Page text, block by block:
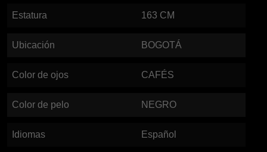
Estatura 163 CM
Ubicación BOGOTÁ
Color de ojos CAFÉS
Color de pelo NEGRO
Idiomas Español